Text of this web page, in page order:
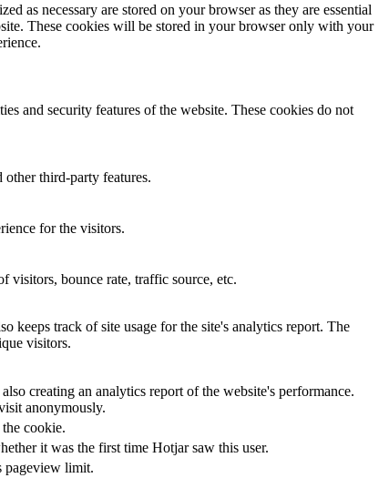
as necessary are stored on your browser as they are essential
These cookies will be stored in your browser only with your
and security features of the website. These cookies do not
third-party features.
for the visitors.
visitors, bounce rate, traffic source, etc.
keeps track of site usage for the site's analytics report. The
visitors.
creating an analytics report of the website's performance.
anonymously.
cookie.
it was the first time Hotjar saw this user.
pageview limit.